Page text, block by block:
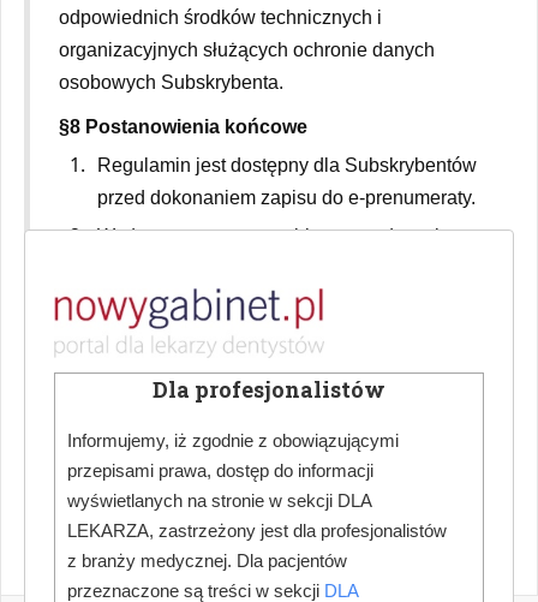
odpowiednich środków technicznych i
organizacyjnych służących ochronie danych
osobowych Subskrybenta.
§8 Postanowienia końcowe
Regulamin jest dostępny dla Subskrybentów
przed dokonaniem zapisu do e-prenumeraty.
Wydawca zastrzega sobie prawo do zmiany
Subskrybenci zostaną poinformowani drogą
elektroniczną.
W sprawach nieuregulowanych regulaminem
mają zastosowanie odpowiednie przepisy
prawa polskiego, w szczególności RODO
oraz ustawa o świadczeniu usług drogą
elektroniczną.
Dla profesjonalistów
Informujemy, iż zgodnie z obowiązującymi
przepisami prawa, dostęp do informacji
wyświetlanych na stronie w sekcji DLA
LEKARZA, zastrzeżony jest dla profesjonalistów
z branży medycznej. Dla pacjentów
przeznaczone są treści w sekcji DLA